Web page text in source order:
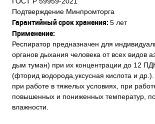
Подтверждение Минпромторга
Гарантийный срок хранения: 5 лет
Применение:
Респиратор предназначен для
органов дыхания человека от всех видов
дым туман) при их концентрации до 12
(фторид водорода,уксусная кислота и
при работе в тяжелых условиях, при
повышенных и пониженных температур,
влажности.